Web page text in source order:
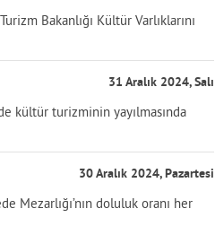
Bakanlığı Kültür Varlıklarını
31 Aralık 2024, Salı
kültür turizminin yayılmasında
30 Aralık 2024, Pazartesi
Mezarlığı’nın doluluk oranı her